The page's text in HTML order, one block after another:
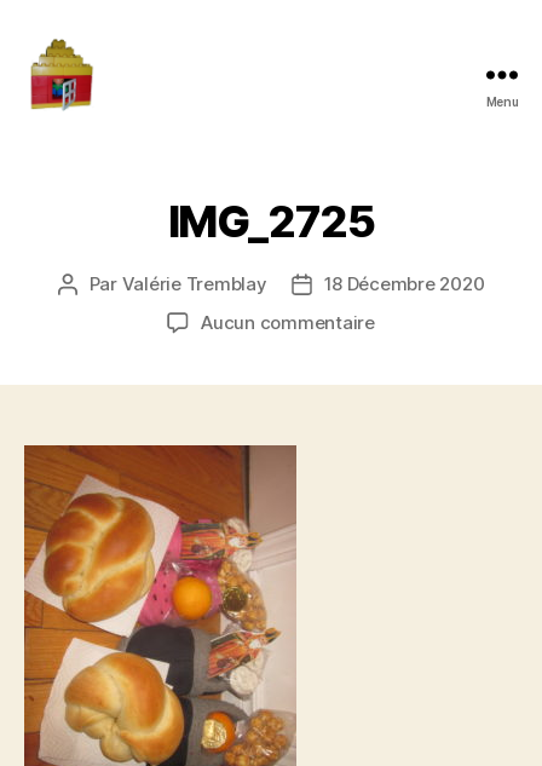
Menu
IMG_2725
Auteur
Par Valérie Tremblay
Date18 Décembre 2020
Aucun commentairesur